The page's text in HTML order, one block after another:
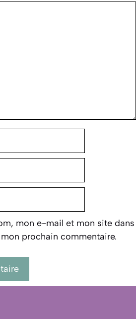
mon e-mail et mon site dans
prochain commentaire.